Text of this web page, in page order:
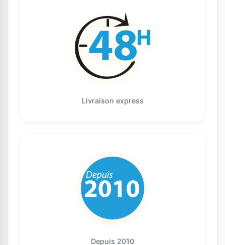
Livraison express
Depuis 2010